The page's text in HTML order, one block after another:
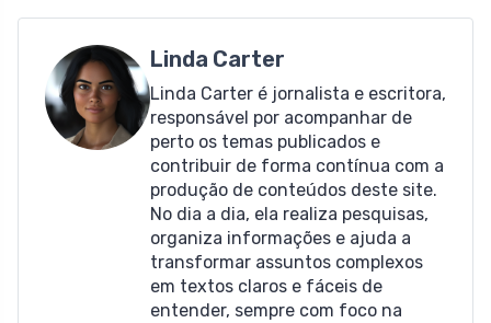
Linda Carter
Linda Carter é jornalista e escritora,
responsável por acompanhar de
perto os temas publicados e
contribuir de forma contínua com a
produção de conteúdos deste site.
No dia a dia, ela realiza pesquisas,
organiza informações e ajuda a
transformar assuntos complexos
em textos claros e fáceis de
entender, sempre com foco na